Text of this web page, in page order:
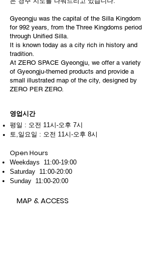
Gyeongju was the capital of the Silla Kingdom
for 992 years, from the Three Kingdoms period
through Unified Silla.
It is known today as a city rich in history and
tradition.
At ZERO SPACE Gyeongju, we offer a variety
of Gyeongju-themed products and provide a
small illustrated map of the city, designed by
ZERO PER ZERO.
영업시간
평일 : 오전 11시-오후 7시
토,일요일 : 오전 11시-오후 8시
Open Hours
Weekdays 11:00-19:00
Saturday 11:00-20:00
Sunday 11:00-20:00
MAP & ACCESS